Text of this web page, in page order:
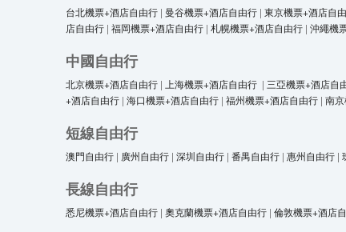
台北機票+酒店自由行 | 曼谷機票+酒店自由行 | 東京機票+酒店自
店自由行 | 福岡機票+酒店自由行 | 札幌機票+酒店自由行 | 沖繩機
中國自由行
北京機票+酒店自由行 | 上海機票+酒店自由行 | 三亞機票+酒店自
+酒店自由行 | 海口機票+酒店自由行 | 福州機票+酒店自由行 | 南
短線自由行
澳門自由行 | 廣州自由行 | 深圳自由行 | 番禺自由行 | 惠州自由行 |
長線自由行
悉尼機票+酒店自由行 | 奧克蘭機票+酒店自由行 | 倫敦機票+酒店